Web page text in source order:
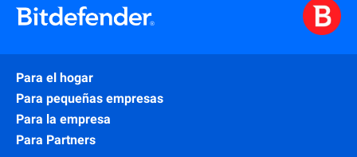
Para el hogar
Para pequeñas empresas
Para la empresa
Para Partners